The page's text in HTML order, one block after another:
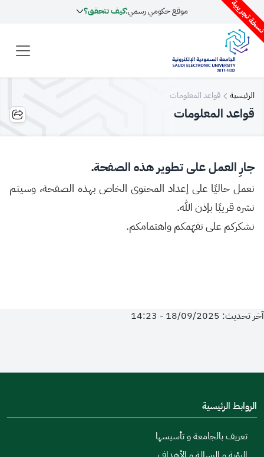
تجريبية موقع حكومي رسمي:كيف تتحقق؟
الرئيسية قواعد المعلومات
قواعد المعلومات
جارِ العمل على تطوير هذه الصفحة.
نعمل حاليًا على إعداد المحتوى الخاص بهذه الصفحة، وسيتم
نشره قريبًا بإذن الله.
نشكركم على تفهّمكم واهتمامكم.
آخر تحديث: 18/09/2025 - 14:23
الروابط الرئيسية
تعريف بالجامعة و تأسيسها